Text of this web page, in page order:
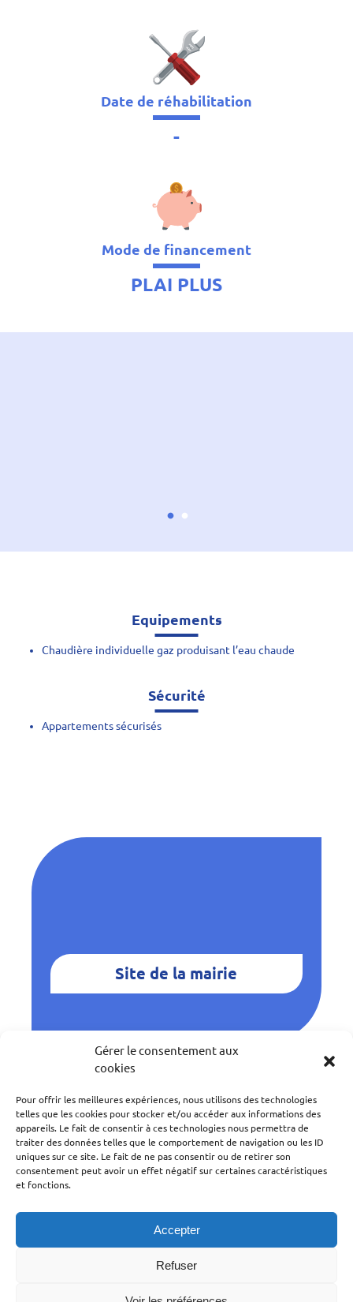
Gérer le consentement aux
cookies
Pour offrir les meilleures expériences, nous utilisons des technologies
telles que les cookies pour stocker et/ou accéder aux informations des
appareils. Le fait de consentir à ces technologies nous permettra de
traiter des données telles que le comportement de navigation ou les ID
uniques sur ce site. Le fait de ne pas consentir ou de retirer son
consentement peut avoir un effet négatif sur certaines caractéristiques
et fonctions.
Accepter
Refuser
Date de réhabilitation
-
Mode de financement
PLAI PLUS
Equipements
Chaudière individuelle gaz produisant l’eau chaude
Sécurité
Appartements sécurisés
Site de la mairie
Retour à la carte
Copyrights - 2026 Domnis
Mentions légales